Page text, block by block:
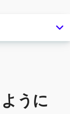
うに